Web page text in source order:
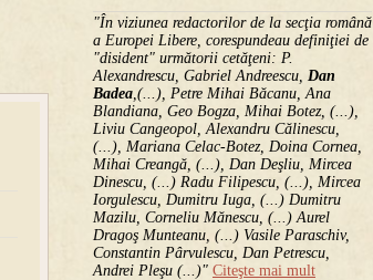
"În viziunea redactorilor de la secţia română
a Europei Libere, corespundeau definiţiei de
"disident" următorii ce­tă­ţeni: P.
Alexandrescu, Gabriel Andreescu, Dan
Badea,(...), Petre Mihai Băcanu, Ana
Blandiana, Geo Bogza, Mihai Botez, (...),
Liviu Cangeopol, Alexandru Călinescu,
(...), Mariana Celac-Botez, Doina Cornea,
Mihai Creangă, (...), Dan Deşliu, Mircea
Dinescu, (...) Radu Filipescu, (...), Mircea
Iorgulescu, Dumitru Iuga, (...) Dumitru
Mazilu, Corneliu Mănescu, (...) Aurel
Dragoş Munteanu, (...) Vasile Paraschiv,
Constantin Pârvulescu, Dan Petrescu,
Andrei Pleşu (...)" Citeşte mai mult